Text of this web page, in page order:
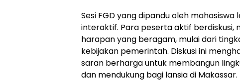
Sesi FGD yang dipandu oleh
interaktif. Para peserta aktif berdiskusi,
harapan yang beragam, mulai dari
kebijakan pemerintah. Diskusi ini
saran berharga untuk membangun
dan mendukung bagi lansia di Makassar.